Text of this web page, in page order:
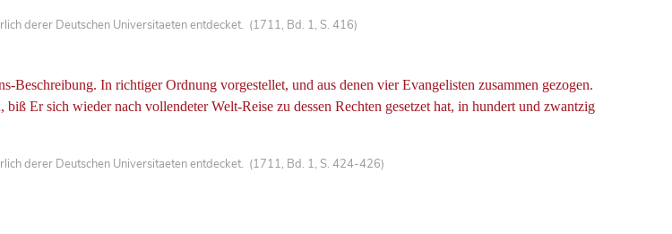
derer Deutschen Universitaeten entdecket. (1711, Bd. 1, S. 416)
Beschreibung. In richtiger Ordnung vorgestellet, und aus denen vier Evangelisten zusammen gezogen.
Er sich wieder nach vollendeter Welt-Reise zu dessen Rechten gesetzet hat, in hundert und zwantzig
derer Deutschen Universitaeten entdecket. (1711, Bd. 1, S. 424-426)